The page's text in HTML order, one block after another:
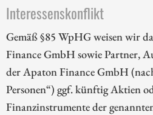
Interessenskonflikt
Gemäß §85 WpHG weisen wir
Finance GmbH sowie Partner,
der Apaton Finance GmbH
Personen“) ggf. künftig Aktien
Finanzinstrumente der